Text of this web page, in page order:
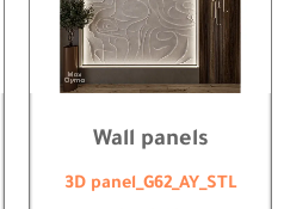
Wall panels
3D panel_G62_AY_STL